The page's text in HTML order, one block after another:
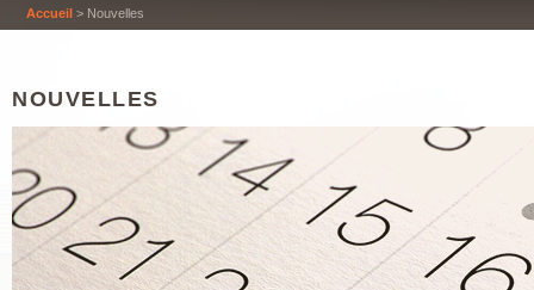
Accueil > Nouvelles
NOUVELLES